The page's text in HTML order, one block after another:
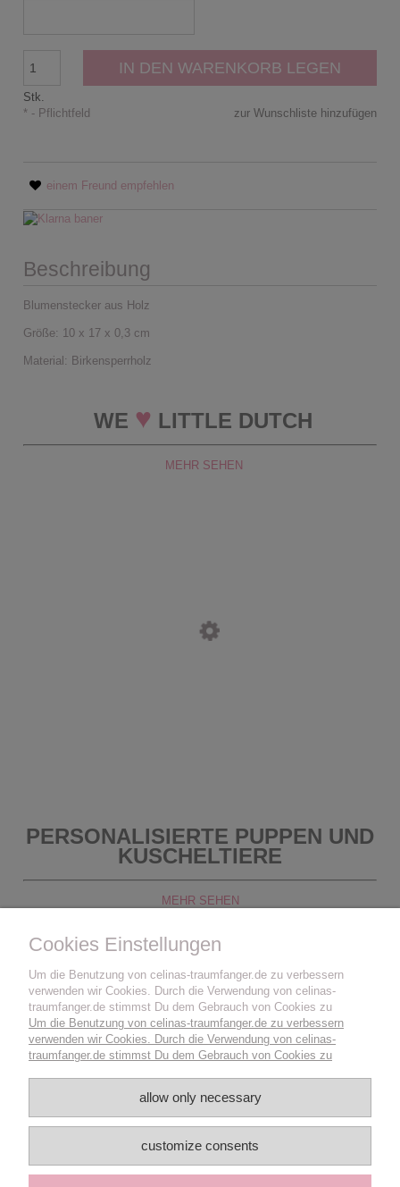
Stk.
IN DEN WARENKORB LEGEN
zur Wunschliste hinzufügen
* - Pflichtfeld
einem Freund empfehlen
Beschreibung
Blumenstecker aus Holz
Größe: 10 x 17 x 0,3 cm
Material: Birkensperrholz
WE ♥ LITTLE DUTCH
MEHR SEHEN
PERSONALISIERTE PUPPEN UND
KUSCHELTIERE
MEHR SEHEN
MEHR ÜBER...
Cookies Einstellungen
Um die Benutzung von celinas-traumfanger.de zu verbessern
verwenden wir Cookies. Durch die Verwendung von celinas-
traumfanger.de stimmst Du dem Gebrauch von Cookies zu
Um die Benutzung von celinas-traumfanger.de zu verbessern
verwenden wir Cookies. Durch die Verwendung von celinas-
traumfanger.de stimmst Du dem Gebrauch von Cookies zu
allow only necessary
customize consents